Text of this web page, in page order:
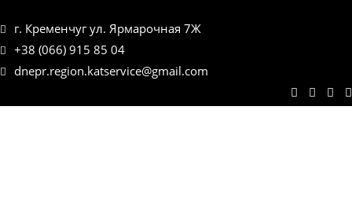
г. Кременчуг ул. Ярмарочная 7Ж
+38 (066) 915 85 04
dnepr.region.katservice@gmail.com